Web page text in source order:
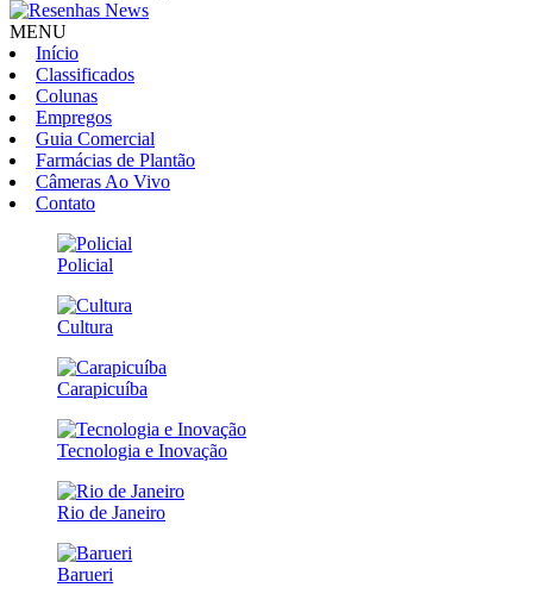
MENU
Início
Classificados
Colunas
Empregos
Guia Comercial
Farmácias de Plantão
Câmeras Ao Vivo
Contato
Policial
Cultura
Carapicuíba
Tecnologia e Inovação
Rio de Janeiro
Barueri